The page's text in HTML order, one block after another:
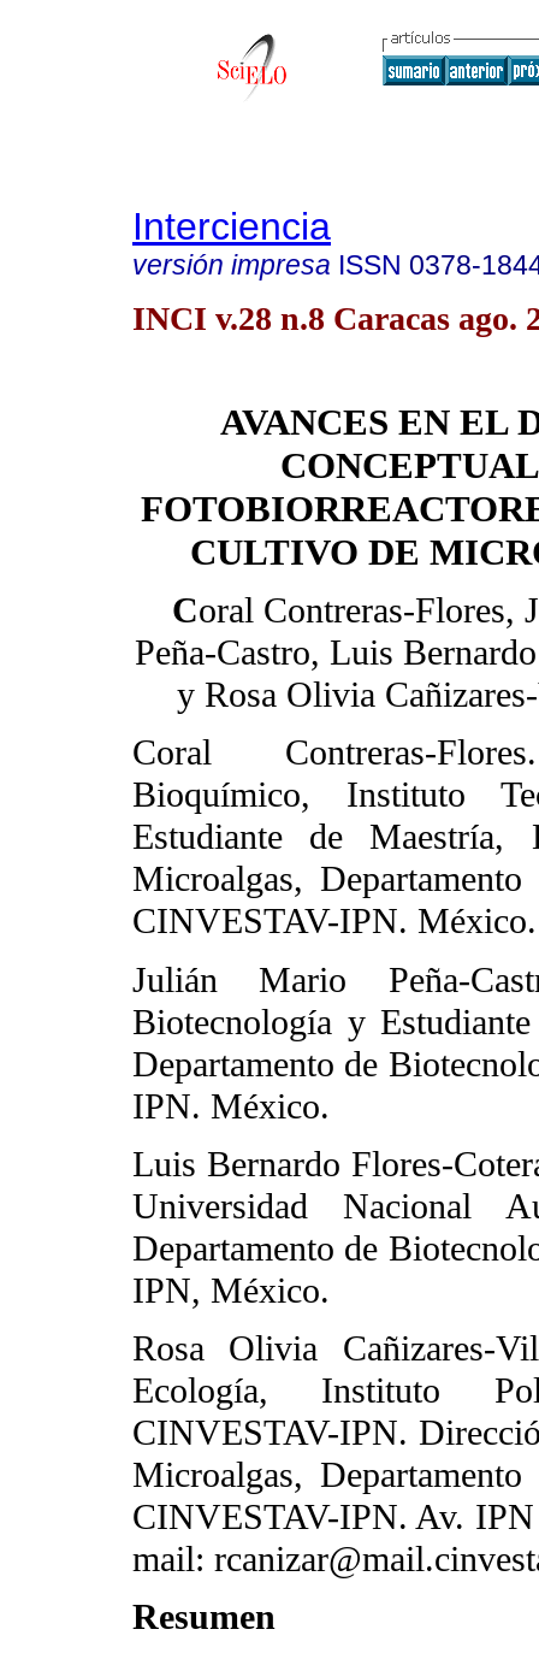
Interciencia
versión impresa ISSN 0378-
INCI v.28 n.8 Caracas ago.
AVANCES EN EL
CULTIVO DE
Coral Contreras-Flores,
Peña-Castro, Luis
y Rosa Olivia
Coral Contreras-
Bioquímico, Instituto
Estudiante de Maestría,
Microalgas,
CINVESTAV-IPN. México.
Julián Mario Peña-
Biotecnología y
Departamento de
IPN. México.
Luis Bernardo Flores-
Universidad Nacional
Departamento de
IPN, México.
Rosa Olivia Cañizares-
Ecología, Instituto
CINVESTAV-IPN.
Microalgas,
CINVESTAV-IPN. Av.
mail:
Resumen